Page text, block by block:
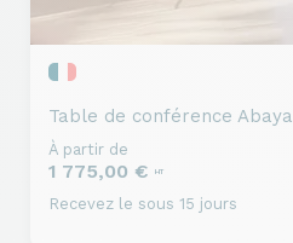
Table de conférence Abaya
À partir de
1 775,00 € HT
Recevez le sous 15 jours